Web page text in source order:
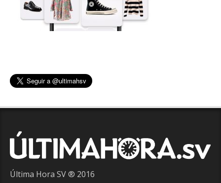
Última Hora SV ® 2016